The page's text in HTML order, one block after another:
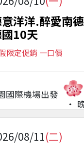
洋洋.醉愛南
10天
限定促銷 一口價
國際機場出發
08/11(二)